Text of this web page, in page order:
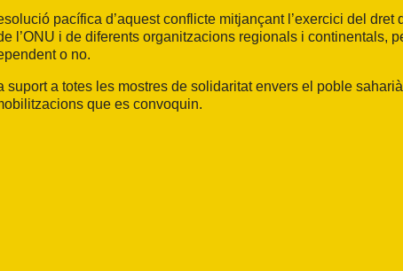
pacífica d’aquest conflicte mitjançant l’exercici del dret
l’ONU i de diferents organitzacions regionals i continentals,
o no.
a totes les mostres de solidaritat envers el poble
que es convoquin.